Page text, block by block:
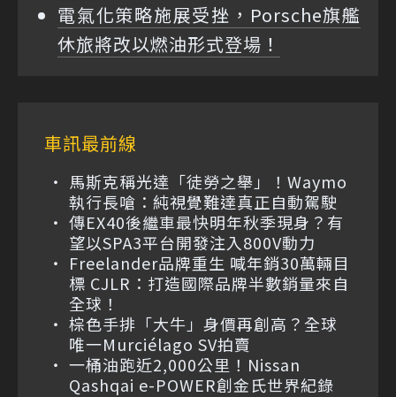
電氣化策略施展受挫，Porsche旗艦
休旅將改以燃油形式登場！
車訊最前線
馬斯克稱光達「徒勞之舉」！Waymo
執行長嗆：純視覺難達真正自動駕駛
傳EX40後繼車最快明年秋季現身？有
望以SPA3平台開發注入800V動力
Freelander品牌重生 喊年銷30萬輛目
標 CJLR：打造國際品牌半數銷量來自
全球！
棕色手排「大牛」身價再創高？全球
唯一Murciélago SV拍賣
一桶油跑近2,000公里！Nissan
Qashqai e-POWER創金氏世界紀錄